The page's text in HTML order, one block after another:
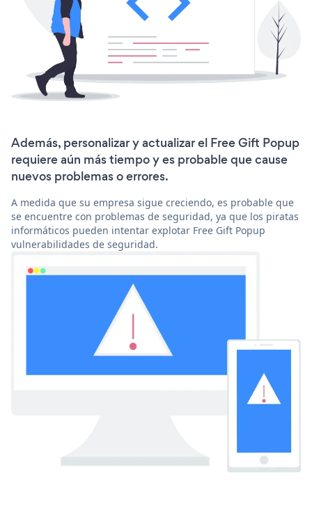
Además, personalizar y actualizar el Free Gift Popup
requiere aún más tiempo y es probable que cause
nuevos problemas o errores.
A medida que su empresa sigue creciendo, es probable que
se encuentre con problemas de seguridad, ya que los piratas
informáticos pueden intentar explotar Free Gift Popup
vulnerabilidades de seguridad.